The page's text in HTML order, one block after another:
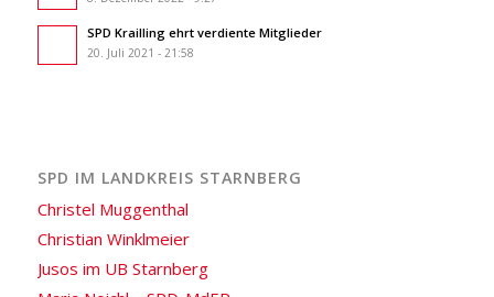
SPD Krailling ehrt verdiente Mitglieder
20. Juli 2021 - 21:58
SPD IM LANDKREIS STARNBERG
Christel Muggenthal
Christian Winklmeier
Jusos im UB Starnberg